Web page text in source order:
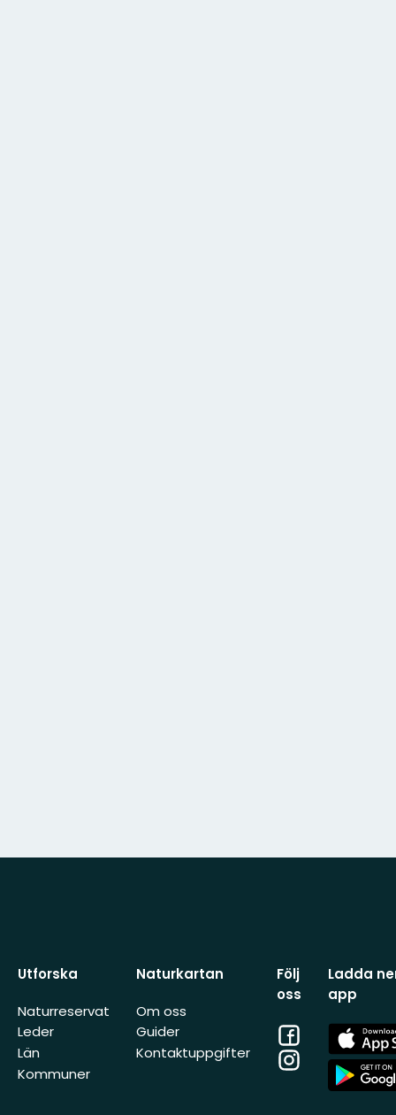
Utforska
Naturreservat
Leder
Län
Kommuner
Naturkartan
Om oss
Guider
Kontaktuppgifter
Följ
oss
Facebook
Instagram
Ladda
app
App
Store
App
Store